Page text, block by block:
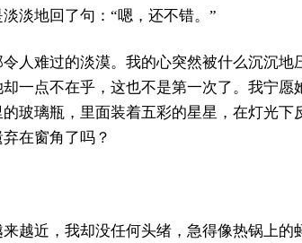
淡地回了句：“嗯，还不错。”
人难过的淡漠。我的心突然被什么沉沉地
一点不在乎，这也不是第一次了。我宁愿
玻璃瓶，里面装着五彩的星星，在灯光下
在窗角了吗？
越近，我却没任何头绪，急得像热锅上的